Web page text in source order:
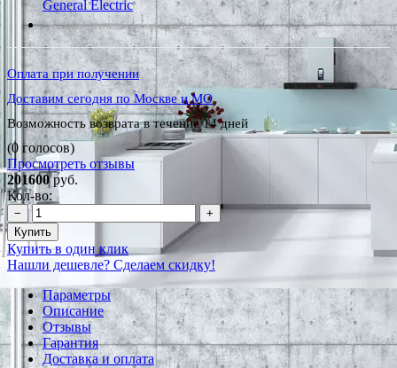
General Electric
*Наличие уточняйте у менеджера
Оплата при получении
Доставим сегодня по Москве и МО
Возможность возврата в течение 14 дней
(0 голосов)
Просмотреть отзывы
201600руб.
Кол-во:
−
+
Купить
Купить в один клик
Нашли дешевле? Сделаем скидку!
Параметры
Описание
Отзывы
Гарантия
Доставка и оплата